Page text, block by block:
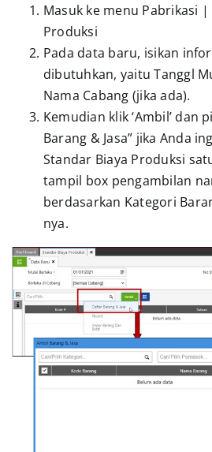
Blog
Login
Masuk ke menu Pabrikasi |
Produksi
Pada data baru, isikan
dibutuhkan, yaitu Tanggl
Nama Cabang (jika ada).
Kemudian klik ‘Ambil’ dan
Barang & Jasa” jika Anda
Standar Biaya Produksi
tampil box pengambilan
berdasarkan Kategori
nya.